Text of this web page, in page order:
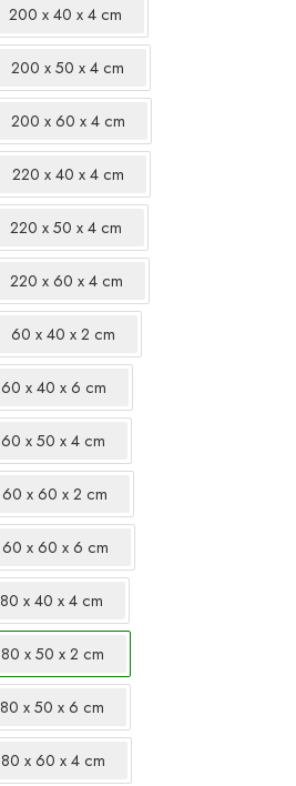
200 x 40 x 4 cm
200 x 50 x 4 cm
200 x 60 x 4 cm
220 x 40 x 4 cm
220 x 50 x 4 cm
220 x 60 x 4 cm
60 x 40 x 2 cm
60 x 40 x 6 cm
60 x 50 x 4 cm
60 x 60 x 2 cm
60 x 60 x 6 cm
80 x 40 x 4 cm
80 x 50 x 2 cm
80 x 50 x 6 cm
80 x 60 x 4 cm